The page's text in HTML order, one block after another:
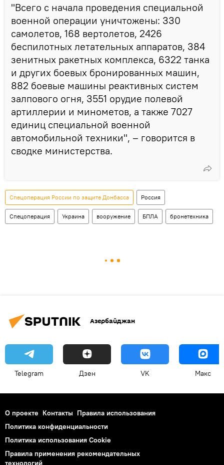
"Всего с начала проведения специальной
военной операции уничтожены: 330
самолетов, 168 вертолетов, 2426
беспилотных летательных аппаратов, 384
зенитных ракетных комплекса, 6322 танка
и других боевых бронированных машин,
882 боевые машины реактивных систем
залпового огня, 3551 орудие полевой
артиллерии и минометов, а также 7027
единиц специальной военной
автомобильной техники", – говорится в
сводке министерства.
Спецоперация России по защите Донбасса Россия
Спецоперация Украина вооружение БПЛА бронетехника
Азербайджан
Telegram Дзен VK Макс
О проекте Контакты Правила использования
Политика конфиденциальности
Политика использования Cookie
Правила применения рекомендательных
технологий